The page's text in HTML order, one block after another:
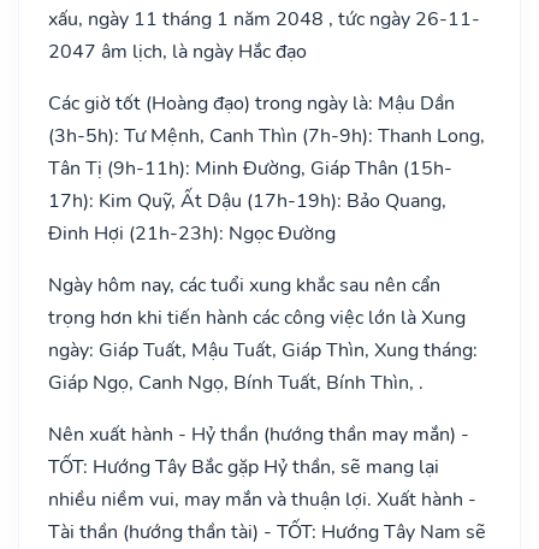
xấu, ngày 11 tháng 1 năm 2048 , tức ngày 26-11-
2047 âm lịch, là ngày Hắc đạo
Các giờ tốt (Hoàng đạo) trong ngày là: Mậu Dần
(3h-5h): Tư Mệnh, Canh Thìn (7h-9h): Thanh Long,
Tân Tị (9h-11h): Minh Đường, Giáp Thân (15h-
17h): Kim Quỹ, Ất Dậu (17h-19h): Bảo Quang,
Đinh Hợi (21h-23h): Ngọc Đường
Ngày hôm nay, các tuổi xung khắc sau nên cẩn
trọng hơn khi tiến hành các công việc lớn là Xung
ngày: Giáp Tuất, Mậu Tuất, Giáp Thìn, Xung tháng:
Giáp Ngọ, Canh Ngọ, Bính Tuất, Bính Thìn, .
Nên xuất hành - Hỷ thần (hướng thần may mắn) -
TỐT: Hướng Tây Bắc gặp Hỷ thần, sẽ mang lại
nhiều niềm vui, may mắn và thuận lợi. Xuất hành -
Tài thần (hướng thần tài) - TỐT: Hướng Tây Nam sẽ